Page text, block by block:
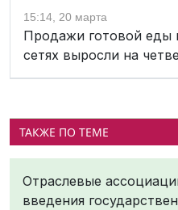
15:14, 20 марта
Продажи готовой еды
сетях выросли на
ТАКЖЕ ПО ТЕМЕ
Отраслевые
введения